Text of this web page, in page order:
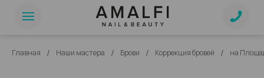
Главная / Наши мастера / Брови / Коррекция бровей / на